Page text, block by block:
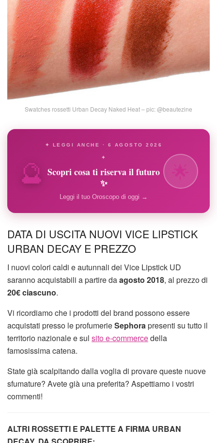
Swatches rossetti Urban Decay Naked Heat – pic: @beautezine
🔮
✦ LEGGI ANCHE · 6 AGOSTO 2026
✦
Scopri cosa ti riserva il futuro
✨
Leggi il tuo Oroscopo di oggi →
DATA DI USCITA NUOVI VICE LIPSTICK
URBAN DECAY E PREZZO
I nuovi colori caldi e autunnali dei Vice Lipstick UD
saranno acquistabili a partire daagosto 2018, al prezzo di
20€ ciascuno.
Vi ricordiamo che i prodotti del brand possono essere
acquistati presso le profumerieSephorapresenti su tutto il
territorio nazionale e sul sito e-commercedella
famosissima catena.
State già scalpitando dalla voglia di provare queste nuove
sfumature? Avete già una preferita? Aspettiamo i vostri
commenti!
ALTRI ROSSETTI E PALETTE A FIRMA URBAN